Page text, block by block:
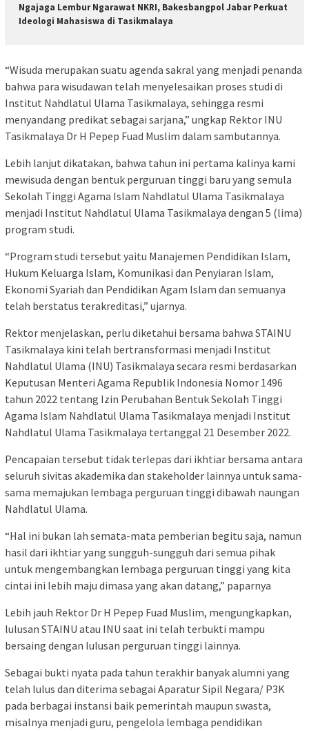
Ngajaga Lembur Ngarawat NKRI, Bakesbangpol Jabar Perkuat
Ideologi Mahasiswa di Tasikmalaya
“Wisuda merupakan suatu agenda sakral yang menjadi penanda
bahwa para wisudawan telah menyelesaikan proses studi di
Institut Nahdlatul Ulama Tasikmalaya, sehingga resmi
menyandang predikat sebagai sarjana,” ungkap Rektor INU
Tasikmalaya Dr H Pepep Fuad Muslim dalam sambutannya.
Lebih lanjut dikatakan, bahwa tahun ini pertama kalinya kami
mewisuda dengan bentuk perguruan tinggi baru yang semula
Sekolah Tinggi Agama Islam Nahdlatul Ulama Tasikmalaya
menjadi Institut Nahdlatul Ulama Tasikmalaya dengan 5 (lima)
program studi.
“Program studi tersebut yaitu Manajemen Pendidikan Islam,
Hukum Keluarga Islam, Komunikasi dan Penyiaran Islam,
Ekonomi Syariah dan Pendidikan Agam Islam dan semuanya
telah berstatus terakreditasi,” ujarnya.
Rektor menjelaskan, perlu diketahui bersama bahwa STAINU
Tasikmalaya kini telah bertransformasi menjadi Institut
Nahdlatul Ulama (INU) Tasikmalaya secara resmi berdasarkan
Keputusan Menteri Agama Republik Indonesia Nomor 1496
tahun 2022 tentang Izin Perubahan Bentuk Sekolah Tinggi
Agama Islam Nahdlatul Ulama Tasikmalaya menjadi Institut
Nahdlatul Ulama Tasikmalaya tertanggal 21 Desember 2022.
Pencapaian tersebut tidak terlepas dari ikhtiar bersama antara
seluruh sivitas akademika dan stakeholder lainnya untuk sama-
sama memajukan lembaga perguruan tinggi dibawah naungan
Nahdlatul Ulama.
“Hal ini bukan lah semata-mata pemberian begitu saja, namun
hasil dari ikhtiar yang sungguh-sungguh dari semua pihak
untuk mengembangkan lembaga perguruan tinggi yang kita
cintai ini lebih maju dimasa yang akan datang,” paparnya
Lebih jauh Rektor Dr H Pepep Fuad Muslim, mengungkapkan,
lulusan STAINU atau INU saat ini telah terbukti mampu
bersaing dengan lulusan perguruan tinggi lainnya.
Sebagai bukti nyata pada tahun terakhir banyak alumni yang
telah lulus dan diterima sebagai Aparatur Sipil Negara/ P3K
pada berbagai instansi baik pemerintah maupun swasta,
misalnya menjadi guru, pengelola lembaga pendidikan